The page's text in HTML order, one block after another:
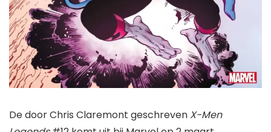
De door Chris Claremont geschreven X-Men